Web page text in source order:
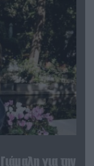
για την